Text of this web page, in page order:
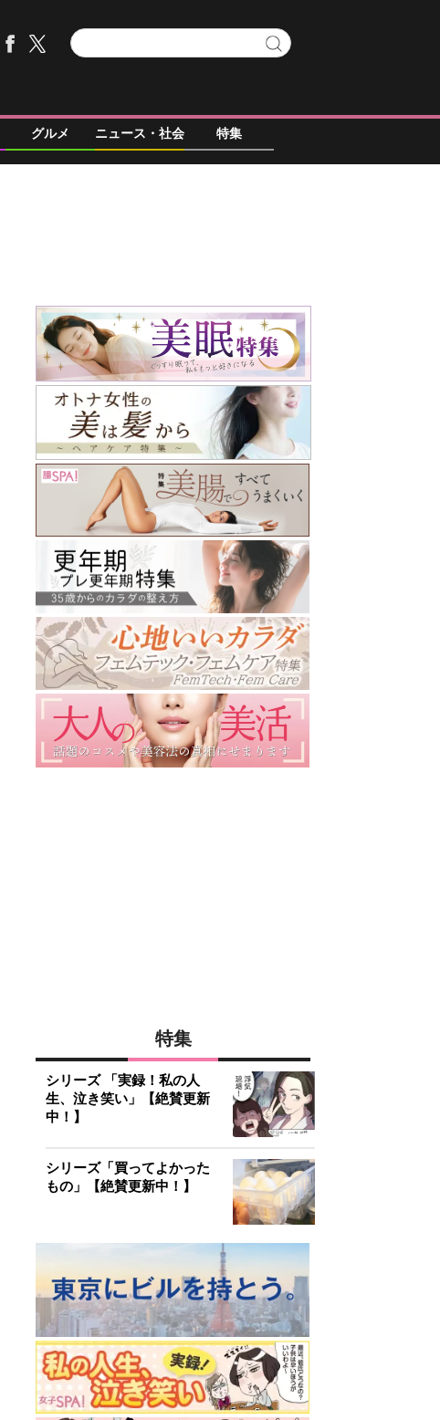
グルメ ニュース・社会 特集
特集
シリーズ 「実録！私の人
生、泣き笑い」【絶賛更新
中！】
シリーズ「買ってよかった
もの」【絶賛更新中！】